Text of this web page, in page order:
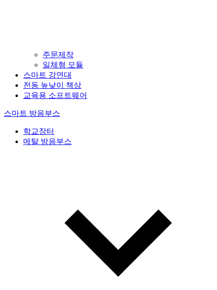
주문제작
일체형 모듈
스마트 강연대
전동 높낮이 책상
교육용 소프트웨어
스마트 방음부스
학교장터
메탈 방음부스